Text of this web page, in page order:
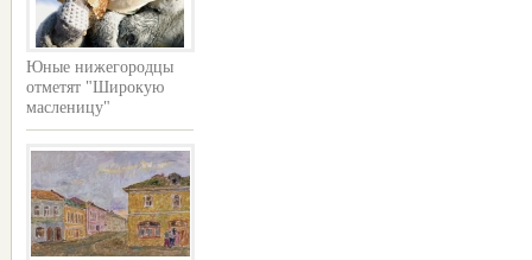
Юные нижегородцы
отметят "Широкую
масленицу"